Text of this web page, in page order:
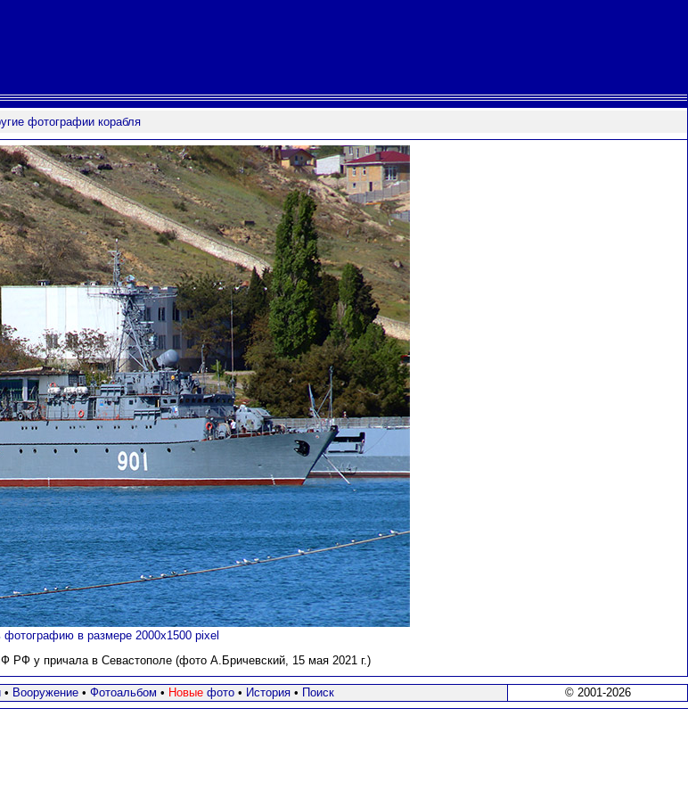
фотографии корабля
фотографию в размере 2000х1500 pixel
РФ у причала в Севастополе (фото А.Бричевский, 15 мая 2021 г.)
• Вооружение • Фотоальбом • Новыефото • История• Поиск © 2001-2026